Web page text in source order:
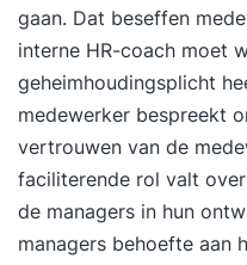
gaan. Dat beseffen
interne HR-coach moet
geheimhoudingsplicht
medewerker bespreekt
vertrouwen van de
faciliterende rol valt
de managers in hun
managers behoefte aan